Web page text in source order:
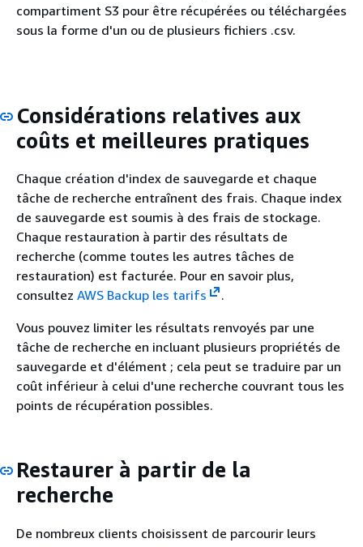
compartiment S3 pour être récupérées ou téléchargées
sous la forme d'un ou de plusieurs fichiers .csv.
Considérations relatives aux
coûts et meilleures pratiques
Chaque création d'index de sauvegarde et chaque
tâche de recherche entraînent des frais. Chaque index
de sauvegarde est soumis à des frais de stockage.
Chaque restauration à partir des résultats de
recherche (comme toutes les autres tâches de
restauration) est facturée. Pour en savoir plus,
consultez AWS Backup les tarifs
.
Vous pouvez limiter les résultats renvoyés par une
tâche de recherche en incluant plusieurs propriétés de
sauvegarde et d'élément ; cela peut se traduire par un
coût inférieur à celui d'une recherche couvrant tous les
points de récupération possibles.
Restaurer à partir de la
recherche
De nombreux clients choisissent de parcourir leurs